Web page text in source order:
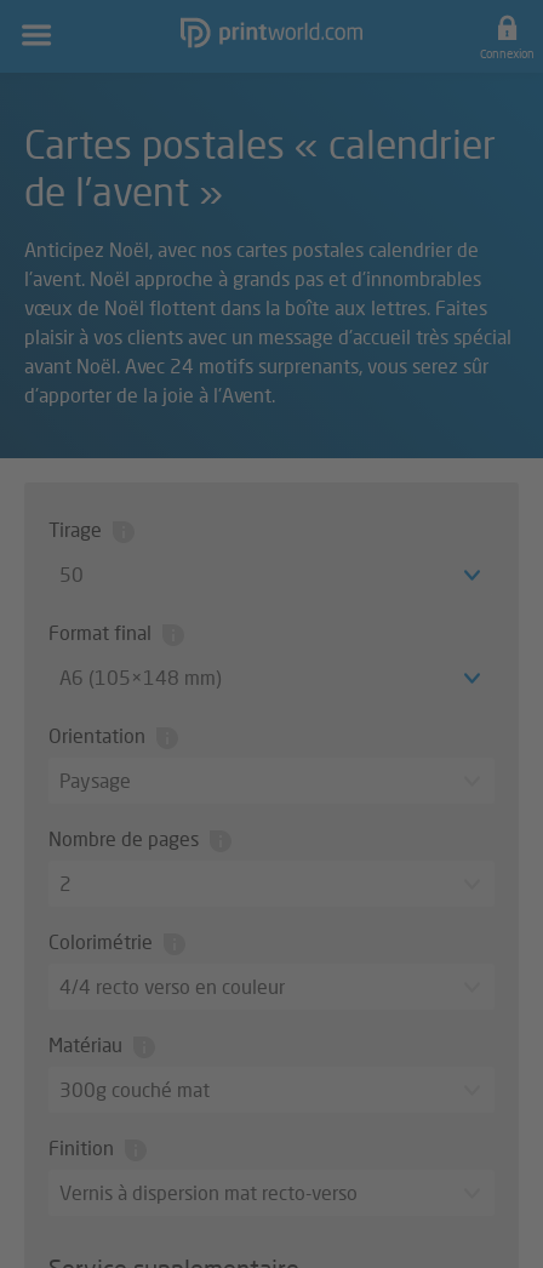
Navigation
principale Connexion
Cartes postales « calendrier
de l'avent »
Anticipez Noël, avec nos cartes postales calendrier de
l'avent. Noël approche à grands pas et d'innombrables
vœux de Noël flottent dans la boîte aux lettres. Faites
plaisir à vos clients avec un message d'accueil très spécial
avant Noël. Avec 24 motifs surprenants, vous serez sûr
d'apporter de la joie à l'Avent.
Tirage
50
Format final
A6 (105×148 mm)
Orientation
Paysage
Nombre de pages
2
Colorimétrie
4/4 recto verso en couleur
Matériau
300g couché mat
Finition
Vernis à dispersion mat recto-verso